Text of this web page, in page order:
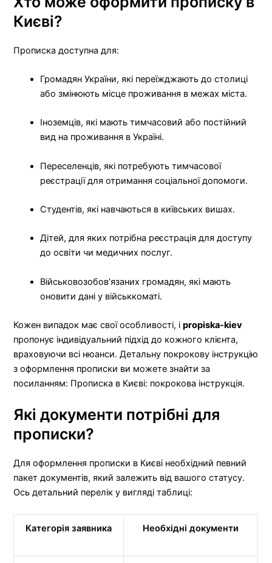
Києві?
Прописка доступна для:
Громадян України, які переїжджають до столиці
або змінюють місце проживання в межах міста.
Іноземців, які мають тимчасовий або постійний
вид на проживання в Україні.
Переселенців, які потребують тимчасової
реєстрації для отримання соціальної допомоги.
Студентів, які навчаються в київських вишах.
Дітей, для яких потрібна реєстрація для доступу
до освіти чи медичних послуг.
Військовозобов’язаних громадян, які мають
оновити дані у військкоматі.
Кожен випадок має свої особливості, іpropiska-kiev
пропонує індивідуальний підхід до кожного клієнта,
враховуючи всі нюанси. Детальну покрокову інструкцію
з оформлення прописки ви можете знайти за
посиланням: Прописка в Києві: покрокова інструкція.
Які документи потрібні для
прописки?
Для оформлення прописки в Києві необхідний певний
пакет документів, який залежить від вашого статусу.
Ось детальний перелік у вигляді таблиці:
Категорія заявника Необхідні документи